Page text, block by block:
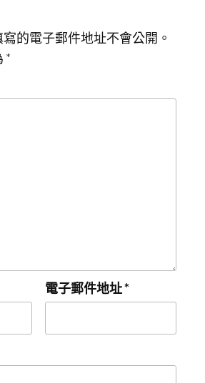
的電子郵件地址不會公開。
*
電子郵件地址*